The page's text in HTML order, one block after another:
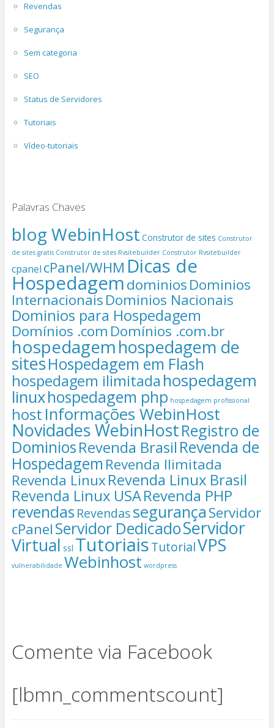
Revendas
Segurança
Sem categoria
SEO
Status de Servidores
Tutoriais
Vídeo-tutoriais
Palavras Chaves
blog WebinHost Construtor de sites Construtor
de sites gratis Construtor de sites Rvsitebuilder Construtor Rvsitebuilder
cpanel cPanel/WHM Dicas de
HospedagemdominiosDominios
InternacionaisDominios Nacionais
Dominios para Hospedagem
Domínios .com Domínios .com.br
hospedagemhospedagem de
sitesHospedagem em Flash
hospedagem ilimitada hospedagem
linuxhospedagem php hospedagem profissional
host Informações WebinHost
Novidades WebinHostRegistro de
DominiosRevenda Brasil Revenda de
Hospedagem Revenda Ilimitada
Revenda LinuxRevenda Linux Brasil
Revenda Linux USARevenda PHP
revendas RevendassegurançaServidor
cPanelServidor DedicadoServidor
Virtual ssl TutoriaisTutorialVPS
vulnerabilidade Webinhost wordpress
Comente via Facebook
[lbmn_commentscount]